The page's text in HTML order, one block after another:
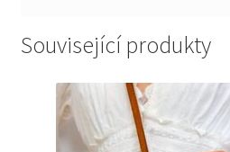
Související produkty